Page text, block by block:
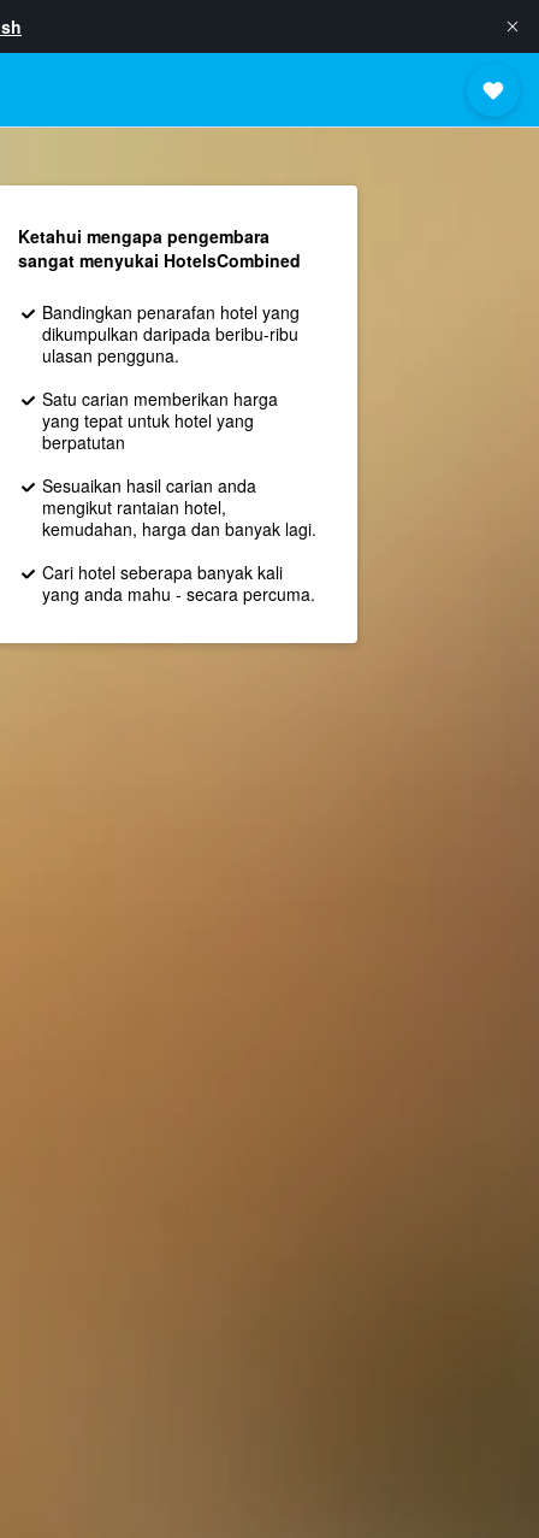
Ketahui mengapa pengembara
sangat menyukai HotelsCombined
Bandingkan penarafan hotel yang
dikumpulkan daripada beribu-ribu
ulasan pengguna.
Satu carian memberikan harga
yang tepat untuk hotel yang
berpatutan
Sesuaikan hasil carian anda
mengikut rantaian hotel,
kemudahan, harga dan banyak lagi.
Cari hotel seberapa banyak kali
yang anda mahu - secara percuma.